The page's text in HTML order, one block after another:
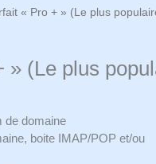
« Pro + » (Le plus
» (Le plus
de domaine
boite IMAP/POP et/ou